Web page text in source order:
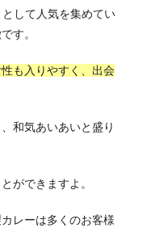
として人気を集めてい
す。
も入りやすく、出会
和気あいあいと盛り
ができますよ。
レーは多くのお客様